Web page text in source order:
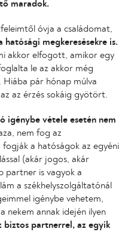
maradok.
óvja a családomat,
hatósági megkeresésekre is.
akkor elfogott, amikor egy
le az akkor még
pár hónap múlva
az érzés sokáig gyötört.
igénybe vétele esetén nem
nem fog az
a hatóságok az egyéni
(akár jogos, akár
partner is vagyok a
a székhelyszolgáltatónál
igénybe vehetem,
nekem annak idején ilyen
biztos partnerrel, az egyik